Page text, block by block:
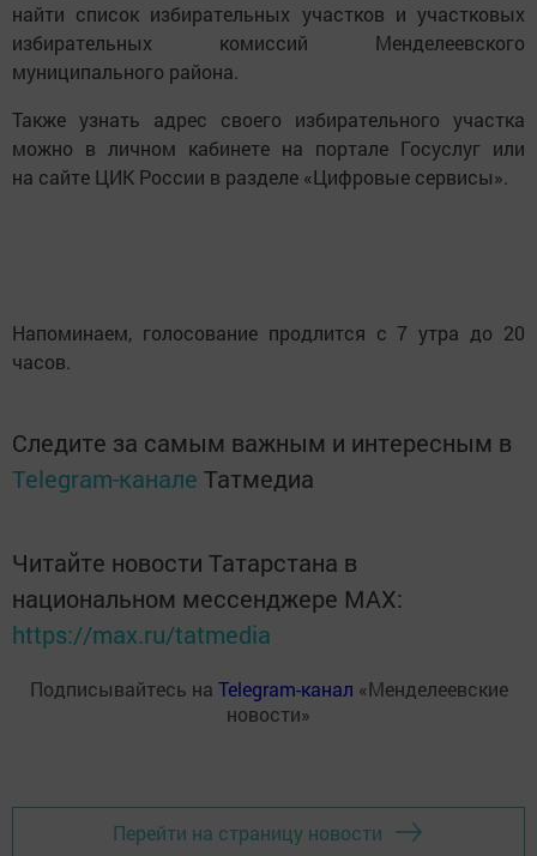
найти список избирательных участков и участковых
избирательных комиссий Менделеевского
муниципального района.
Также узнать адрес своего избирательного участка
можно в личном кабинете на портале Госуслуг или
на сайте ЦИК России в разделе «Цифровые сервисы».
Напоминаем, голосование продлится с 7 утра до 20
часов.
Следите за самым важным и интересным в
Telegram-канале Татмедиа
Читайте новости Татарстана в
национальном мессенджере MАХ:
https://max.ru/tatmedia
Подписывайтесь на Telegram-канал «Менделеевские
новости»
Перейти на страницу новости